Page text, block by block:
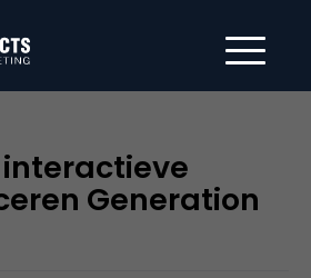
Generation